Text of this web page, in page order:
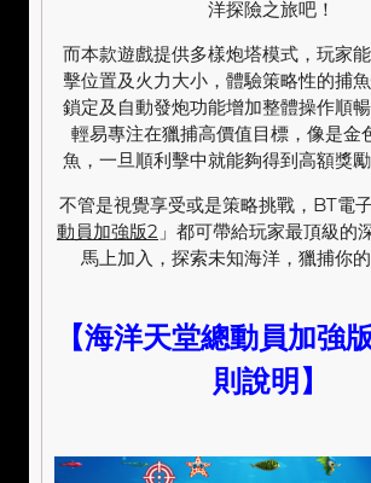
洋探險之旅吧！
而本款遊戲提供多樣炮塔模式，玩家
擊位置及火力大小，體驗策略性的捕
鎖定及自動發炮功能增加整體操作順
輕易專注在獵捕高價值目標，像是金
魚，一旦順利擊中就能夠得到高額獎勵
不管是視覺享受或是策略挑戰，BT電
動員加強版2 」都可帶給玩家最頂級的
馬上加入，探索未知海洋，獵捕你
【海洋天堂總動員加強
則說明】